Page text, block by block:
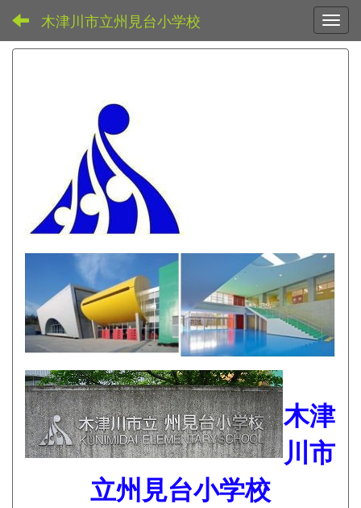
木津川市立州見台小学校
木津
川市
立州見台小学校